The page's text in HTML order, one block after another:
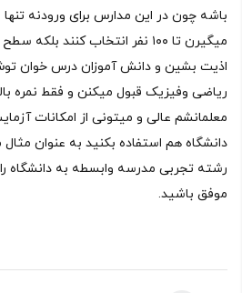
میگیرن تا ۱٠٠ نفر انتخاب کنند
اذیت بشین و دانش آموزان درس خوان
ریاضی وفیزیک قبول میکنن و فقط نمره
معلمانشم عالی و میتونی از امکانات
دانشگاه هم استفاده بکنید به عنوان مثال
رشته تجربی مدرسه وابسطه به دانشگاه
موفق باشید.